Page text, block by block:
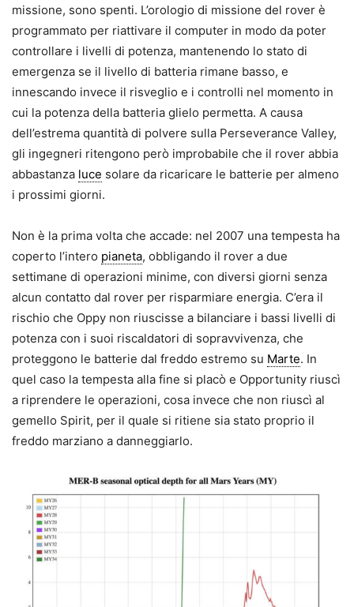
missione, sono spenti. L’orologio di missione del rover è
programmato per riattivare il computer in modo da poter
controllare i livelli di potenza, mantenendo lo stato di
emergenza se il livello di batteria rimane basso, e
innescando invece il risveglio e i controlli nel momento in
cui la potenza della batteria glielo permetta. A causa
dell’estrema quantità di polvere sulla Perseverance Valley,
gli ingegneri ritengono però improbabile che il rover abbia
abbastanza luce solare da ricaricare le batterie per almeno
i prossimi giorni.
Non è la prima volta che accade: nel 2007 una tempesta ha
coperto l’intero pianeta, obbligando il rover a due
settimane di operazioni minime, con diversi giorni senza
alcun contatto dal rover per risparmiare energia. C’era il
rischio che Oppy non riuscisse a bilanciare i bassi livelli di
potenza con i suoi riscaldatori di sopravvivenza, che
proteggono le batterie dal freddo estremo su Marte. In
quel caso la tempesta alla fine si placò e Opportunity riuscì
a riprendere le operazioni, cosa invece che non riuscì al
gemello Spirit, per il quale si ritiene sia stato proprio il
freddo marziano a danneggiarlo.